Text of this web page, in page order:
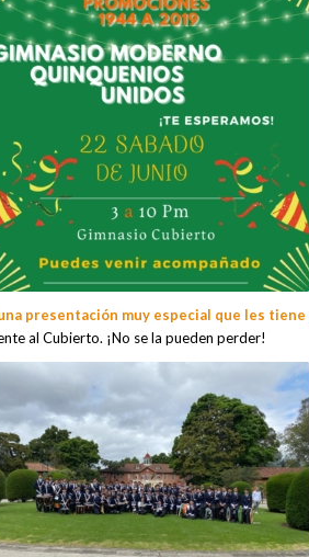
presentación muy especial que les tiene
al Cubierto. ¡No se la pueden perder!